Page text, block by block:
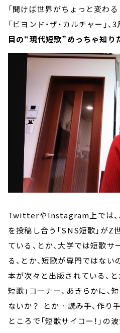
「聞けば世界がちょっと変わ
「ビヨンド・ザ・カルチャー」
目の“現代短歌”めっちゃ知り
TwitterやInstagram上では、
を投稿し合う「SNS短歌」がZ
ている、とか、大学では短歌
る、とか、短歌が専門ではな
本が次々と出版されている、と
短歌」コーナー、あきらかに、
ないか？ とか…読み手、作り
ところで「短歌サイコー！」の